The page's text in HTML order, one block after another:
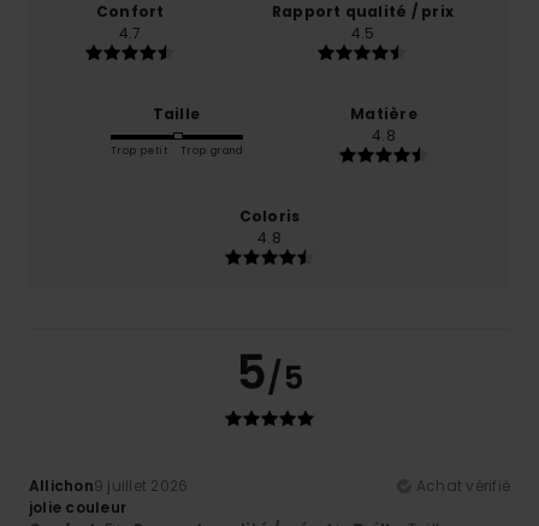
Confort
4.7
Rapport qualité / prix
4.5
Taille
Trop petit Trop grand
Matière
4.8
Coloris
4.8
5/5
Allichon9 juillet 2026
Achat vérifié
jolie couleur